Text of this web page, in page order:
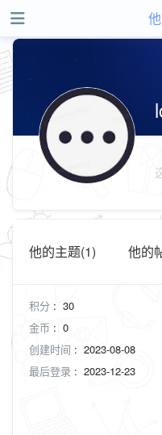
他的主题(1) 他的
积分 : 30
金币 : 0
创建时间 : 2023-08-08
最后登录 : 2023-12-23